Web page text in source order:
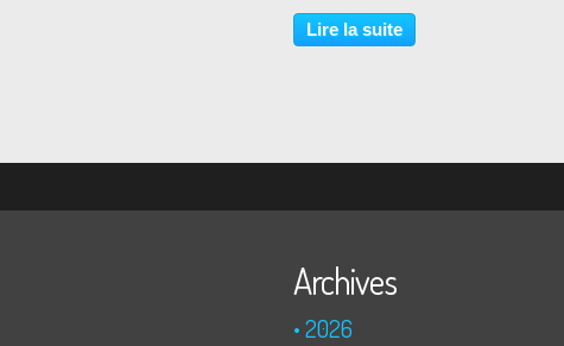
déterminantes. De nombreux artistes
adhèrent au projet communiste et
Lire la suite
Archives
2026